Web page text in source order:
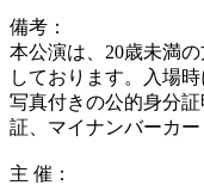
備考：
本公演は、20歳未満
しております。入場
写真付きの公的身分
証、マイナンバーカー
主 催：